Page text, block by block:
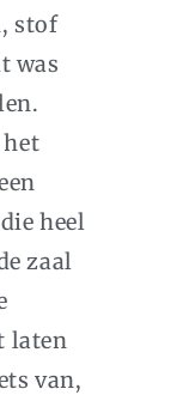
stof
was
heel
zaal
laten
van,